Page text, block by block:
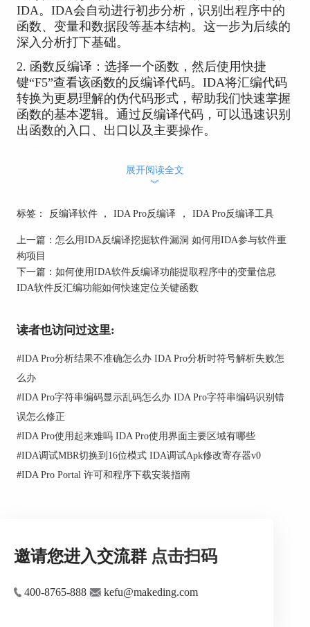
IDA。IDA会自动进行初步分析，识别出程序中的
函数、变量和数据段等基本结构。这一步为后续的
深入分析打下基础。
2. 函数反编译：选择一个函数，然后使用快捷
键“F5”查看该函数的反编译代码。IDA将汇编代码
转换为更易理解的伪代码形式，帮助我们快速掌握
函数的基本逻辑。通过反编译代码，可以迅速识别
出函数的入口、出口以及主要操作。
变量的交叉引用以及函数调用图。这些工具能够直
观地展示函数之间的调用关系，帮助我们理清程序
的“显示交叉引用”来访问，而调用图可以在“视
图”菜单中的“函数调用图”选项中找到。
4. 分析关键路径：在复杂程序中，通常存在一些关
键路径或核心算法。通过分析这些关键路径，可以
更深入地理解程序的主要功能。例如，可以通过识
程序的工作原理。
记是非常重要的。这不仅有助于记录我们的分析思
路，还能为后续的分析工作提供参考。IDA允许我
们在代码中添加注释，并为重要的函数和变量添加
标记。
二、IDA反汇编后如何分析程序的内存布局
分析程序的内存布局是理解程序运行机制的关键。
以下是使用IDA分析内存布局的具体步骤：
展开阅读全文
︾
标签： 反编译软件 ， IDA Pro反编译 ， IDA Pro反编译工具
上一篇： 怎么用IDA反编译挖掘软件漏洞 如何用IDA参与软件重
构项目
下一篇： 如何使用IDA软件反编译功能提取程序中的变量信息
IDA软件反汇编功能如何快速定位关键函数
读者也访问过这里:
#IDA Pro分析结果不准确怎么办 IDA Pro分析时符号解析失败怎
么办
#IDA Pro字符串编码显示乱码怎么办 IDA Pro字符串编码识别错
误怎么修正
#IDA Pro使用起来难吗 IDA Pro使用界面主要区域有哪些
#IDA调试MBR切换到16位模式 IDA调试Apk修改寄存器v0
#IDA Pro Portal 许可和程序下载安装指南
邀请您进入交流群 点击扫码
400-8765-888 kefu@makeding.com